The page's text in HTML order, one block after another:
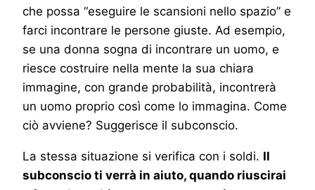
che possa “eseguire le scansioni nello spazio” e
farci incontrare le persone giuste. Ad esempio,
se una donna sogna di incontrare un uomo, e
riesce costruire nella mente la sua chiara
immagine, con grande probabilità, incontrerà
un uomo proprio così come lo immagina. Come
ciò avviene? Suggerisce il subconscio.
La stessa situazione si verifica con i soldi. Il
subconscio ti verrà in aiuto, quando riuscirai